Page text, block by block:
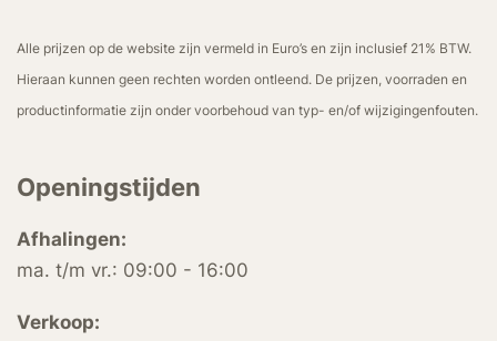
Alle prijzen op de website zijn vermeld in Euro’s en zijn inclusief 21% BTW.
Hieraan kunnen geen rechten worden ontleend. De prijzen, voorraden en
productinformatie zijn onder voorbehoud van typ- en/of wijzigingenfouten.
Openingstijden
Afhalingen:
ma. t/m vr.: 09:00 - 16:00
Verkoop: